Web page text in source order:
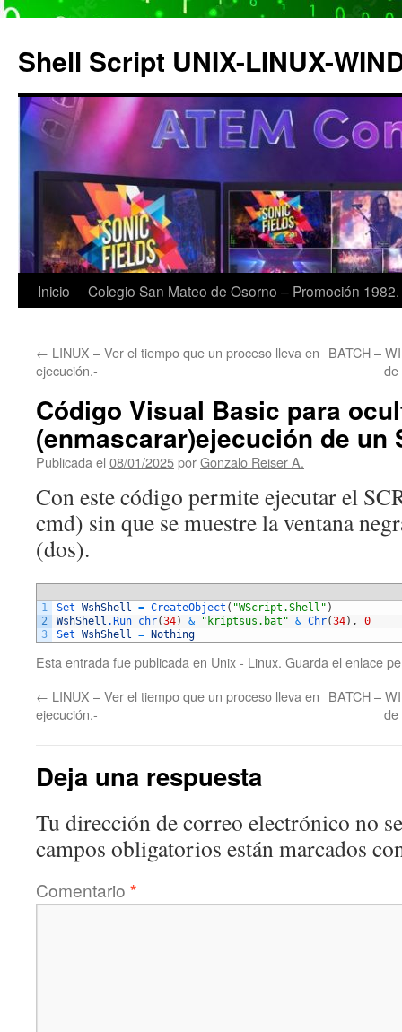
contenido
Shell Script UNIX-LINUX-
Inicio Colegio San Mateo de Osorno – Promoción 1982.
← LINUX – Ver el tiempo que un proceso lleva en
ejecución.-
BATCH –
de
Código Visual Basic para
(enmascarar)ejecución de un
Publicada el 08/01/2025porGonzalo Reiser A.
Con este código permite ejecutar el
cmd) sin que se muestre la ventana
(dos).
1
2
3
Set WshShell = CreateObject ( "WScript.Shell" )
WshShell .Run chr(34) & "kriptsus.bat" & Chr(34) ,
0
Set WshShell = Nothing
Esta entrada fue publicada en Unix - Linux. Guarda el enlace
← LINUX – Ver el tiempo que un proceso lleva en
ejecución.-
BATCH –
de
Deja una respuesta
Tu dirección de correo electrónico no
campos obligatorios están marcados
Comentario *